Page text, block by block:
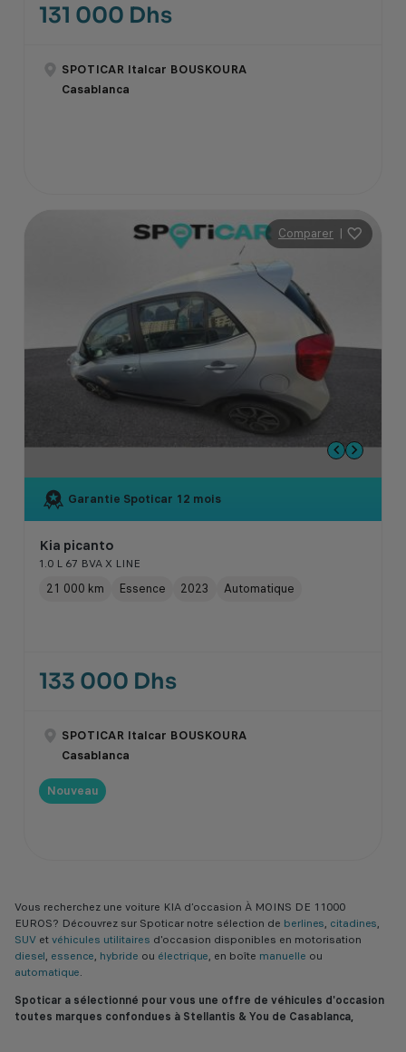
131 000 Dhs
SPOTICAR Italcar BOUSKOURA
Casablanca
Comparer |
Garantie Spoticar 12 mois
Kia picanto
1.0 L 67 BVA X LINE
21 000 km Essence 2023 Automatique
133 000 Dhs
SPOTICAR Italcar BOUSKOURA
Casablanca
Nouveau
Vous recherchez une voiture KIA d’occasion À MOINS DE 11000
EUROS? Découvrez sur Spoticar notre sélection de berlines, citadines,
SUV etvéhicules utilitaires d'occasion disponibles en motorisation
diesel, essence, hybride ou électrique, en boîte manuelle ou
automatique.
Spoticar a sélectionné pour vous une offre de véhicules d'occasion
toutes marques confondues à Stellantis & You de Casablanca,